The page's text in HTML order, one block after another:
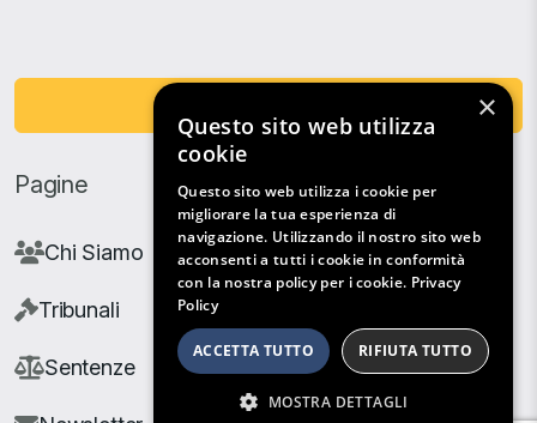
Pagine
Chi Siamo
Tribunali
Sentenze
×
Questo sito web utilizza
cookie
Questo sito web utilizza i cookie per
migliorare la tua esperienza di
navigazione. Utilizzando il nostro sito web
acconsenti a tutti i cookie in conformità
con la nostra policy per i cookie. Privacy
Policy
ACCETTA TUTTO RIFIUTA TUTTO
MOSTRA DETTAGLI